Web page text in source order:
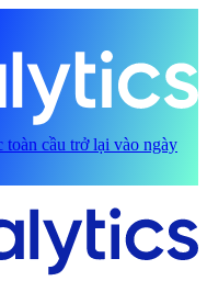
cầu trở lại vào ngày